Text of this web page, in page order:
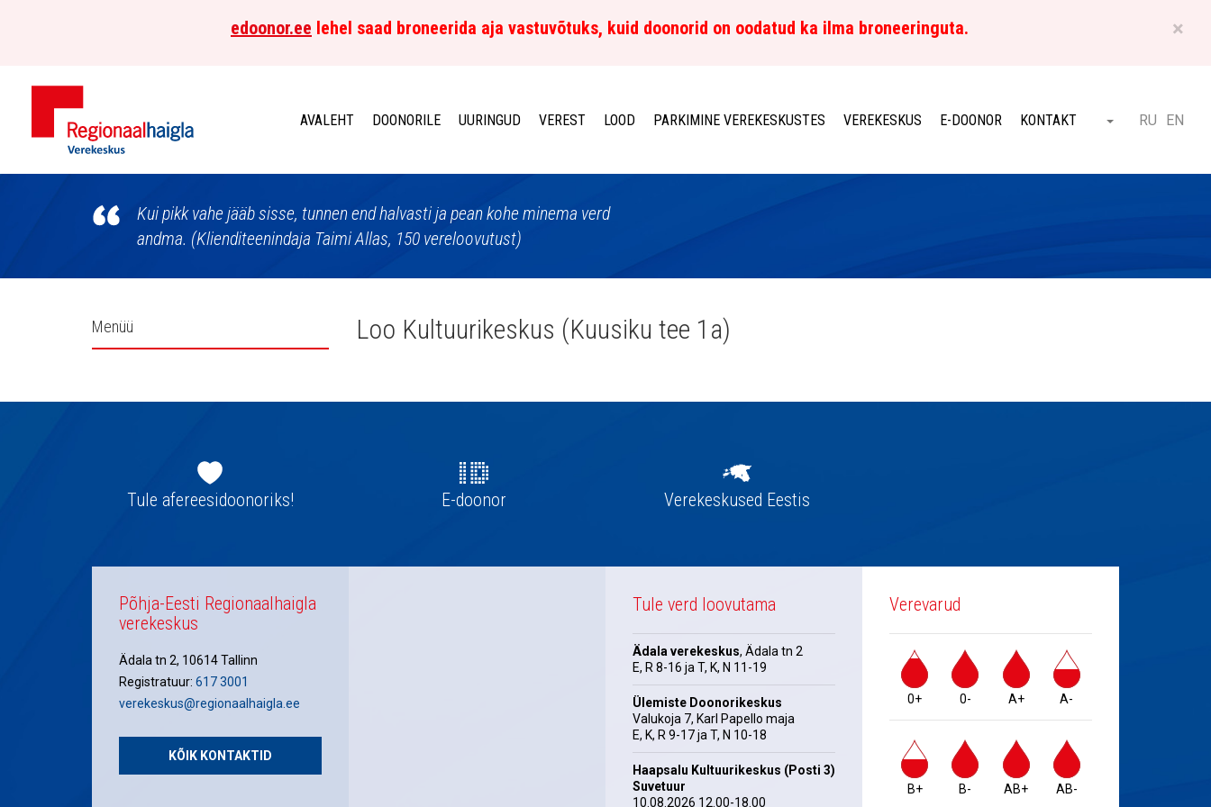
×
edoonor.ee lehel saad broneerida aja vastuvõtuks, kuid doonorid on oodatud ka ilma broneeringuta.
Põhja-
AVALEHT DOONORILE UURINGUD VEREST LOOD PARKIMINE VEREKESKUSTES VEREKESKUS E-DOONOR KONTAKT Otsi ET
RU EN
Kui pikk vahe jääb sisse, tunnen end halvasti ja pean kohe minema verd
andma. (Klienditeenindaja Taimi Allas, 150 vereloovutust)
Külgpaani
Menüü Loo Kultuurikeskus (Kuusiku tee 1a)
navigatsioonTule afereesidoonoriks! E-doonor Verekeskused Eestis
Põhja-Eesti Regionaalhaigla
verekeskus
Ädala tn 2, 10614 Tallinn
Registratuur: 617 3001
verekeskus@regionaalhaigla.ee
KÕIK KONTAKTID
Tule verd loovutama
Ädala verekeskus, Ädala tn 2
E, R 8-16 ja T, K, N 11-19
Ülemiste Doonorikeskus
Valukoja 7, Karl Papello maja
E, K, R 9-17 ja T, N 10-18
Haapsalu Kultuurikeskus (Posti 3)
Suvetuur
10.08.2026 12.00-18.00
Verevarud
0+ 0- A+ A-
B+ B- AB+ AB-